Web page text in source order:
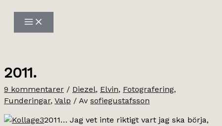
innehåll
2011.
9 kommentarer / Diezel, Elvin, Fotografering,
Funderingar, Valp / Av sofiegustafsson
2011… Jag vet inte riktigt vart jag ska börja,